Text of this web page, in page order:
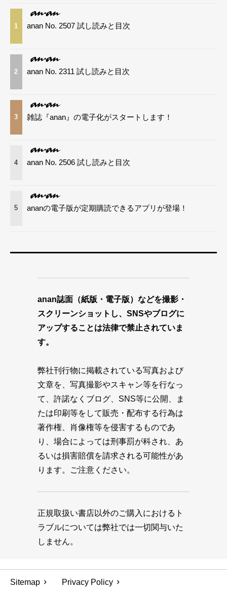
1 anan No. 2507 試し読みと目次
2 anan No. 2311 試し読みと目次
3 雑誌『anan』の電子化がスタートします！
4 anan No. 2506 試し読みと目次
5 ananの電子版が定期購読できるアプリが登場！
anan誌面（紙版・電子版）などを撮影・
スクリーンショットし、SNSやブログに
アップすることは法律で禁止されていま
す。
弊社刊行物に掲載されている写真および
文章を、写真撮影やスキャン等を行なっ
て、許諾なくブログ、SNS等に公開、ま
たは印刷等をして販売・配布する行為は
著作権、肖像権等を侵害するものであ
り、場合によっては刑事罰が科され、あ
るいは損害賠償を請求される可能性があ
ります。ご注意ください。
正規取扱い書店以外のご購入におけるト
ラブルについては弊社では一切関与いた
しません。
Sitemap Privacy Policy